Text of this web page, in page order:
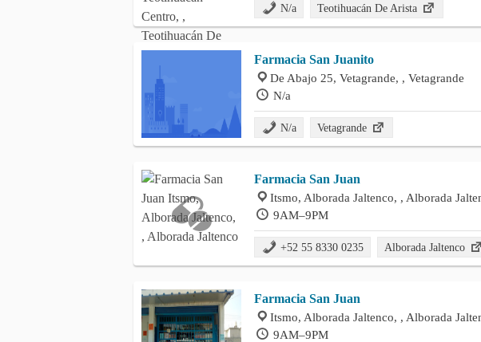
N/a Teotihuacán De Arista
Farmacia San Juanito
De Abajo 25, Vetagrande, , Vetagrande
N/a
N/a Vetagrande
Farmacia San Juan
Itsmo, Alborada Jaltenco, , Alborada
9AM–9PM
+52 55 8330 0235 Alborada Jaltenco
Farmacia San Juan
Itsmo, Alborada Jaltenco, , Alborada
9AM–9PM